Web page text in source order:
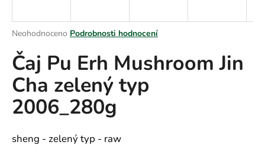
Průměrné
produktu
je
0,0
z
5
hvězdiček.
Neohodnoceno Podrobnosti hodnocení
Čaj Pu Erh Mushroom Jin
Cha zelený typ
2006_280g
sheng - zelený typ - raw
j
t
?
HLEDAT